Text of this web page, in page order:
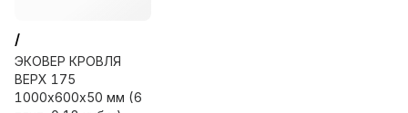
/
ЭКОВЕР КРОВЛЯ
ВЕРХ 175
1000х600х50 мм (6